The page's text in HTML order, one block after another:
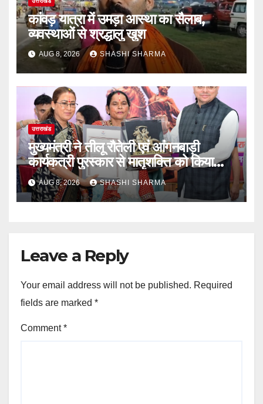
कांवड़ यात्रा में उमड़ा आस्था का सैलाब,
व्यवस्थाओं से श्रद्धालु खुश
AUG 8, 2026 SHASHI SHARMA
उत्तराखंड
मुख्यमंत्री ने तीलू रौतेली एवं आंगनबाड़ी
कार्यकत्री पुरस्कार से मातृशक्ति को किया
सम्मानित
AUG 8, 2026 SHASHI SHARMA
Leave a Reply
Your email address will not be published. Required
fields are marked *
Comment*